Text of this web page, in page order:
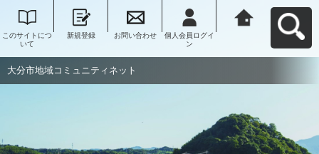
このサイトにつ
いて
新規登録 お問い合わせ
個人会員ログイ
ン
大分市地域コミュニティネット